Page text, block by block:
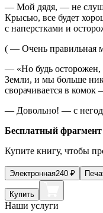
— Мой дядя, — не
Крысью, все будет
с наперстками и
( — Очень правильная
— «Но будь осторожен,
Земли, и мы больше
сворачивается в
— Довольно! — с
Бесплатный фрагмент
Купите книгу, чтобы
Электронная240 ₽
Купить
Наши услуги